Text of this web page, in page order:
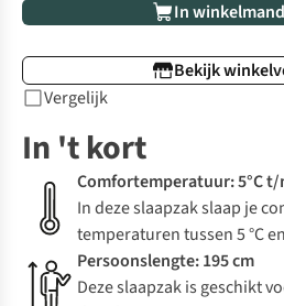
In winkelmand
Bekijk
Vergelijk
In 't kort
Comfortemperatuur: 5°C t/
In deze slaapzak slaap je
temperaturen tussen 5 °C en
Persoonslengte: 195 cm
Deze slaapzak is geschikt